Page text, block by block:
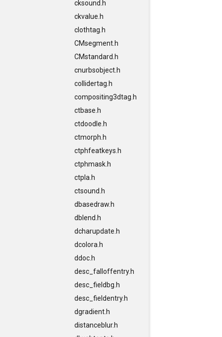
cksound.h
ckvalue.h
clothtag.h
CMsegment.h
CMstandard.h
cnurbsobject.h
collidertag.h
compositing3dtag.h
ctbase.h
ctdoodle.h
ctmorph.h
ctphfeatkeys.h
ctphmask.h
ctpla.h
ctsound.h
dbasedraw.h
dblend.h
dcharupdate.h
dcolora.h
ddoc.h
desc_falloffentry.h
desc_fieldbg.h
desc_fieldentry.h
dgradient.h
distanceblur.h